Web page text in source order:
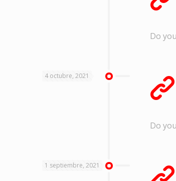
Do
4 octubre, 2021
Do
1 septiembre, 2021